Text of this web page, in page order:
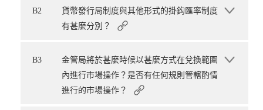
B2
貨幣發行局制度與其他形式的掛鈎匯率制度
有甚麼分別？
B3
金管局將於甚麼時候以甚麼方式在兌換範圍
內進行市場操作？是否有任何規則管轄酌情
進行的市場操作？